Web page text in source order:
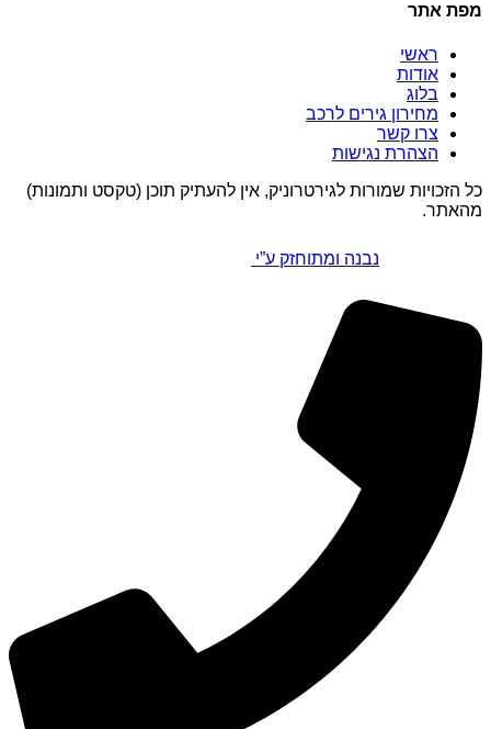
מפת אתר
ראשי
אודות
בלוג
מחירון גירים לרכב
צרו קשר
הצהרת נגישות
כל הזכויות שמורות לגירטרוניק, אין להעתיק תוכן (טקסט ותמונות)
מהאתר.
נבנה ומתוחזק ע”י